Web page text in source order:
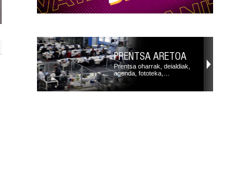
PRENTSA ARETOA
Prentsa oharrak, deialdiak,
agenda, fototeka,…